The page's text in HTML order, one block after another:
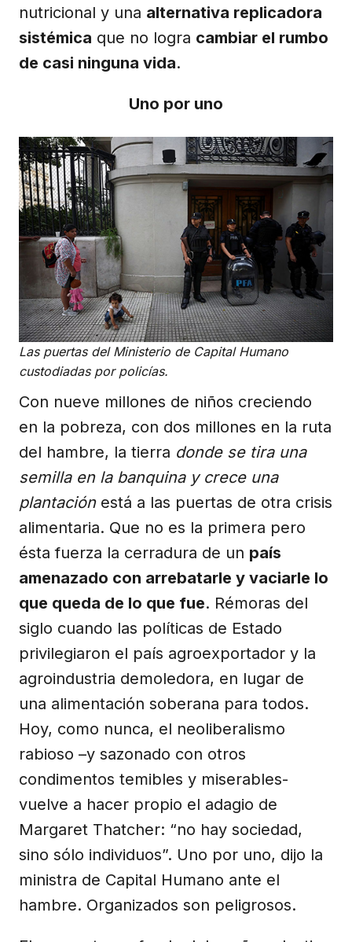
nutricional y una alternativa replicadora
sistémica que no logra cambiar el rumbo
de casi ninguna vida.
Uno por uno
Las puertas del Ministerio de Capital Humano
custodiadas por policías.
Con nueve millones de niños creciendo
en la pobreza, con dos millones en la ruta
del hambre, la tierra donde se tira una
semilla en la banquina y crece una
plantaciónestá a las puertas de otra crisis
alimentaria. Que no es la primera pero
ésta fuerza la cerradura de un país
amenazado con arrebatarle y vaciarle lo
que queda de lo que fue. Rémoras del
siglo cuando las políticas de Estado
privilegiaron el país agroexportador y la
agroindustria demoledora, en lugar de
una alimentación soberana para todos.
Hoy, como nunca, el neoliberalismo
rabioso –y sazonado con otros
condimentos temibles y miserables-
vuelve a hacer propio el adagio de
Margaret Thatcher: “no hay sociedad,
sino sólo individuos”. Uno por uno, dijo la
ministra de Capital Humano ante el
hambre. Organizados son peligrosos.